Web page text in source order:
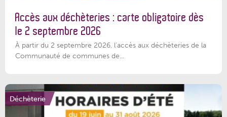
Accès aux déchèteries : carte obligatoire dès
le 2 septembre 2026
À partir du 2 septembre 2026, l’accès aux déchèteries de la
Communauté de communes de...
Déchèterie